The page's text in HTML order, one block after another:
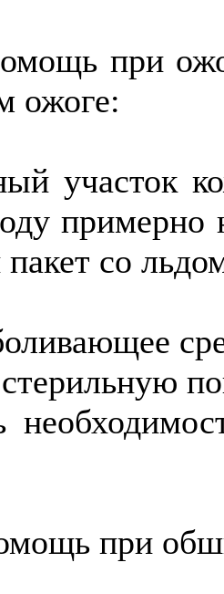
при
ожоге:
участок
примерно
со
при